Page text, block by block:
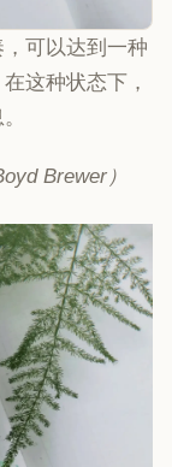
可以达到一种
这种状态下，
Brewer）